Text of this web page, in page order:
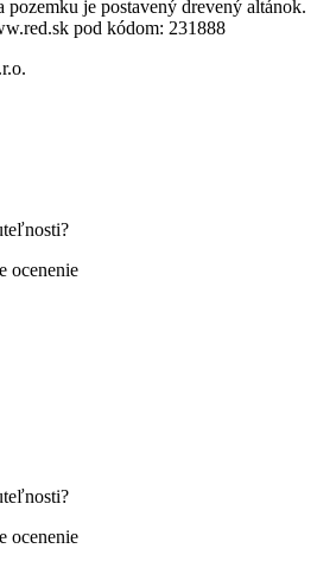
pozemku je postavený drevený altánok.
pod kódom: 231888
ocenenie
ocenenie